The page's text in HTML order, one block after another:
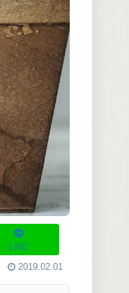
LINE
2019.02.01